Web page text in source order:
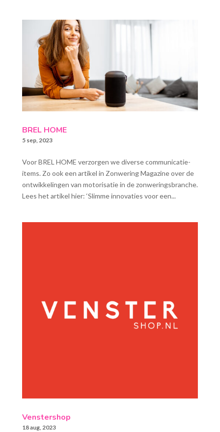
BREL HOME
5 sep, 2023
Voor BREL HOME verzorgen we diverse communicatie-
items. Zo ook een artikel in Zonwering Magazine over de
ontwikkelingen van motorisatie in de zonweringsbranche.
Lees het artikel hier: ‘Slimme innovaties voor een...
Venstershop
18 aug, 2023